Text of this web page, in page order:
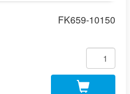
FK659-10150